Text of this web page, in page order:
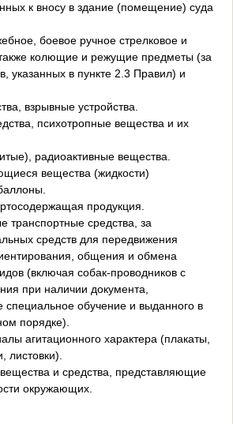
к вносу в здание (помещение) суда
боевое ручное стрелковое и
колющие и режущие предметы (за
указанных в пункте 2.3 Правил) и
взрывные устройства.
психотропные вещества и их
радиоактивные вещества.
вещества (жидкости)
продукция.
транспортные средства, за
средств для передвижения
общения и обмена
(включая собак-проводников с
при наличии документа,
обучение и выданного в
порядке).
агитационного характера (плакаты,
листовки).
и средства, представляющие
окружающих.